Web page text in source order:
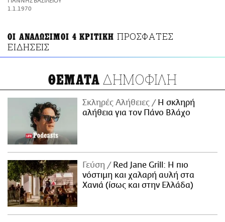
ΑΜΠΑ
1.1.1970
ΟΙ ΑΝΑΛΩΣΙΜΟΙ 4 ΚΡΙΤΙΚΗ ΠΡΟΣΦΑΤΕΣ
ΕΙΔΗΣΕΙΣ
ΘΕΜΑΤΑ ΔΗΜΟΦΙΛΗ
Σκληρές Αλήθειες
H σκληρή
αλήθεια για τον Πάνο Βλάχο
Γεύση
Red Jane Grill: Η πιο
νόστιμη και χαλαρή αυλή στα
Χανιά (ίσως και στην Ελλάδα)